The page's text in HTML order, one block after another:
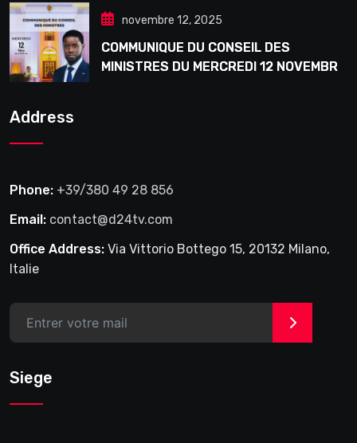
novembre 12, 2025
COMMUNIQUE DU CONSEIL DES
MINISTRES DU MERCREDI 12 NOVEMBRE
Address
Phone: +39/380 49 28 856
Email: contact@d24tv.com
Office Address: Via Vittorio Bottego 15, 20132 Milano,
Italie
>
Siege